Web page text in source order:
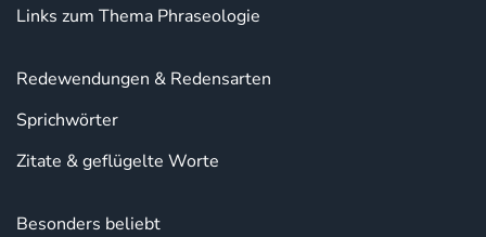
Links zum Thema Phraseologie
Redewendungen & Redensarten
Sprichwörter
Zitate & geflügelte Worte
Besonders beliebt